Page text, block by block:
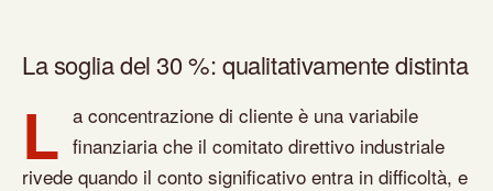
La soglia del 30 %: qualitativamente distinta
L a concentrazione di cliente è una variabile
finanziaria che il comitato direttivo industriale
rivede quando il conto significativo entra in difficoltà, e